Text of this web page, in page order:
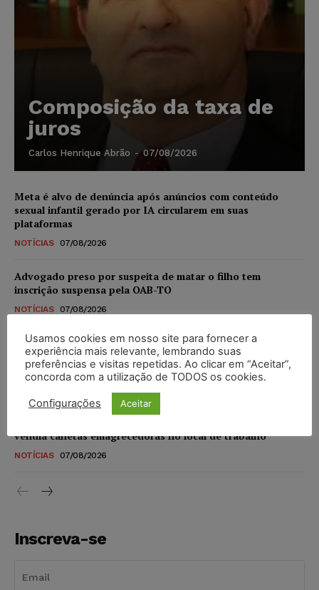
Composição da taxa de
juros
Carlos Henrique Abrão - 07/08/2026
Meta é alvo de denúncia após anúncios com conteúdo
sexual infantil gerado por IA circularem em suas
plataformas
NOTÍCIAS 07/08/2026
Advogado preso por suspeita de matar o filho tem
inscrição suspensa pela OAB-TO
NOTÍCIAS 07/08/2026
STF amplia isenção de IBS e CBS na compra de veículos
novos para pessoas com deficiência e autistas de todos os
níveis
vendia canetas emagrecedoras no local de trabalho
NOTÍCIAS 07/08/2026
Inscreva-se
Usamos cookies em nosso site para fornecer a
experiência mais relevante, lembrando suas
preferências e visitas repetidas. Ao clicar em “Aceitar”,
concorda com a utilização de TODOS os cookies.
Configurações Aceitar